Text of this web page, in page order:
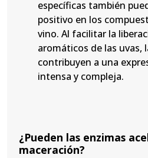
específicas también
positivo en los
vino. Al facilitar la
aromáticos de las uvas,
contribuyen a una
intensa y compleja.
¿Pueden las enzimas
maceración?